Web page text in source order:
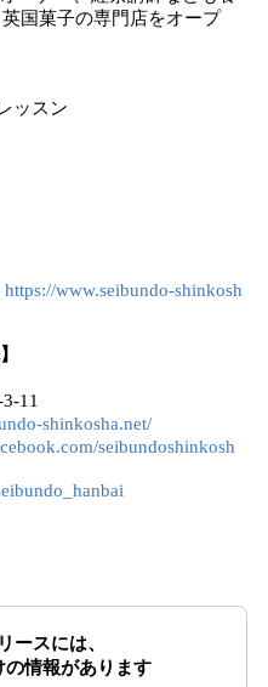
国菓子の専門店をオープ
ッスン
https://www.seibundo-shinkosh
11
shinkosha.net/
seibundoshinkosh
ースには、
の情報があります